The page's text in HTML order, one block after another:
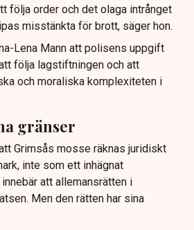
följa order och det olaga intrånget
misstänkta för brott, säger hon.
Lena Mann att polisens uppgift
följa lagstiftningen och att
och moraliska komplexiteten i
gränser
Grimsås mosse räknas juridiskt
inte som ett inhägnat
att allemansrätten i
Men den rätten har sina